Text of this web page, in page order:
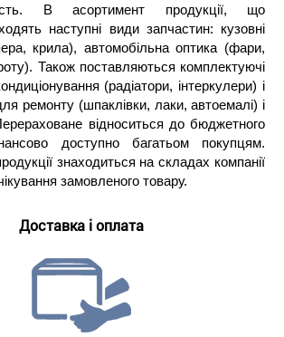
В асортимент продукції, що
наступні види запчастин: кузовні
крила), автомобільна оптика (фари,
Також поставляються комплектуючі
(радіатори, інтеркулери) і
ремонту (шпаклівки, лаки, автоемалі) і
відноситься до бюджетного
доступно багатьом покупцям.
знаходиться на складах компанії
замовленого товару.
Доставка і оплата